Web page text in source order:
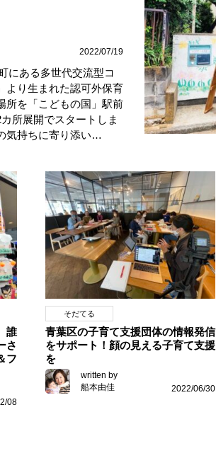
2022/07/19
にある多世代交流型コ
より生まれた認可外保育
所を「こどもの国」駅前
所展開でスタートしま
気持ちに寄り添い…
誰
さ
フ
08
そだてる
青葉区の子育て支援団体の情報発信
をサポート！顔の見える子育て支援
を
written by
船本由佳
2022/06/30